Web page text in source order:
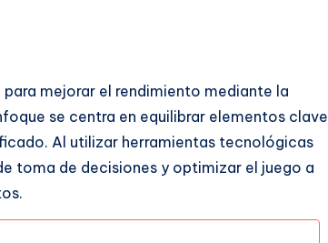
mejorar el rendimiento mediante la
se centra en equilibrar elementos clave
Al utilizar herramientas tecnológicas
toma de decisiones y optimizar el juego a